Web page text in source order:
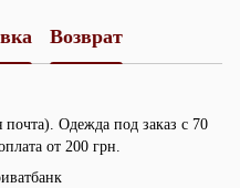
Возврат
почта). Одежда под заказ с 70
от 200 грн.